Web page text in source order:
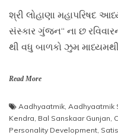
શ્રી લોહાણા મહાપરિષદ
સંસ્કાર ગુંજન“ ના છ
થી વધુ બાળકો ઝુમ
Read More
Aadhyaatmik Aadhyaatmik
Kendra Bal Sanskaar Gunjan
Personality Development